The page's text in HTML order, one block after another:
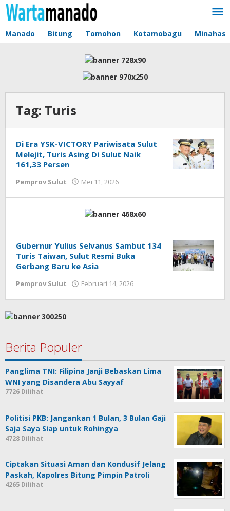
Lewati
ke
Manado Bitung Tomohon Kotamobagu Minahasa
Tag: Turis
Di Era YSK-VICTORY Pariwisata Sulut
Melejit, Turis Asing Di Sulut Naik
161,33 Persen
Pemprov Sulut Mei 11, 2026
Gubernur Yulius Selvanus Sambut 134
Turis Taiwan, Sulut Resmi Buka
Gerbang Baru ke Asia
Pemprov Sulut Februari 14, 2026
Berita Populer
Panglima TNI: Filipina Janji Bebaskan Lima
WNI yang Disandera Abu Sayyaf
7726 Dilihat
Politisi PKB: Jangankan 1 Bulan, 3 Bulan Gaji
Saja Saya Siap untuk Rohingya
4728 Dilihat
Ciptakan Situasi Aman dan Kondusif Jelang
Paskah, Kapolres Bitung Pimpin Patroli
4265 Dilihat